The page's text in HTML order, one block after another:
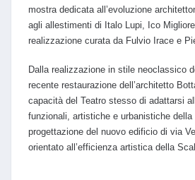
mostra dedicata all’evoluzione
agli allestimenti di Italo Lupi, Ico
realizzazione curata da Fulvio Irace e
Dalla realizzazione in stile neoclassico
recente restaurazione dell’architetto
capacità del Teatro stesso di adattarsi
funzionali, artistiche e urbanistiche
progettazione del nuovo edificio di via
orientato all’efficienza artistica della